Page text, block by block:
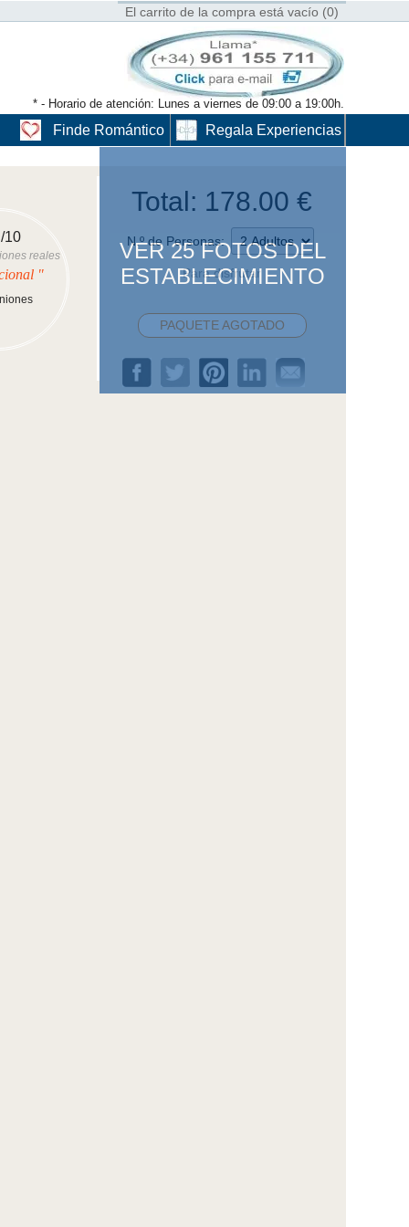
El carrito de la compra está vacío (0)
* - Horario de atención: Lunes a viernes de 09:00 a 19:00h.
Regala Experiencias
Finde Romántico
VER 25 FOTOS DEL
ESTABLECIMIENTO
Total: 178.00 €
N.º de Personas:
Para disfrutar
PAQUETE AGOTADO
/10
reales
"